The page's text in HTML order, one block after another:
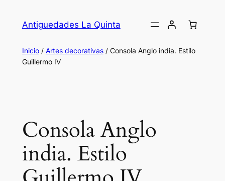
Antiguedades La Quinta
Inicio/ Artes decorativas/ Consola Anglo india. Estilo
Guillermo IV
Consola Anglo
india. Estilo